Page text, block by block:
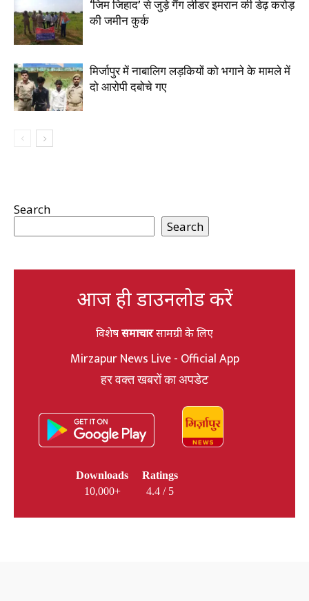
‘जिम जिहाद’ से जुड़े गैंग लीडर इमरान की डेढ़ करोड़
की जमीन कुर्क
मिर्जापुर में नाबालिग लड़कियों को भगाने के मामले में
दो आरोपी दबोचे गए
Search
Search
आज ही डाउनलोड करें
विशेषसमाचारसामग्री के लिए
Mirzapur News Live - Official App
हर वक्त खबरों का अपडेट
Downloads
10,000+
Ratings
4.4 / 5